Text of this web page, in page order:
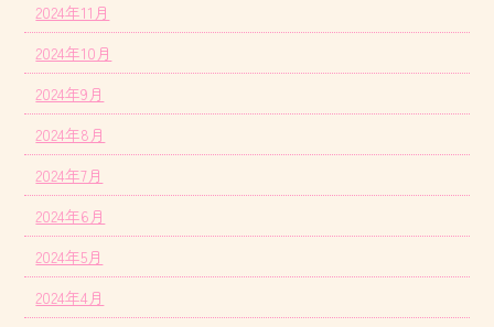
2024年11月
2024年10月
2024年9月
2024年8月
2024年7月
2024年6月
2024年5月
2024年4月